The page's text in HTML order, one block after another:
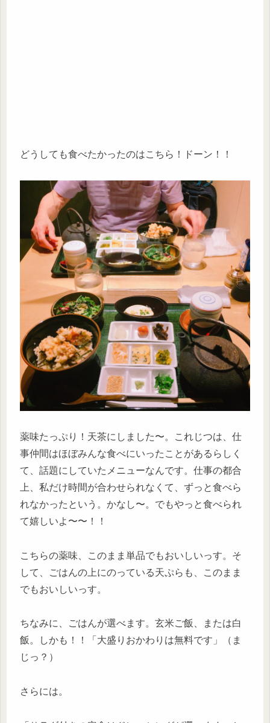
どうしても食べたかったのはこちら！ドーン！！
薬味たっぷり！天茶にしました〜。これじつは、仕
事仲間はほぼみんな食べにいったことがあるらしく
て、話題にしていたメニューなんです。仕事の都合
上、私だけ時間が合わせられなくて、ずっと食べら
れなかったという。かなし〜。でもやっと食べられ
て嬉しいよ〜〜！！
こちらの薬味、このまま単品でもおいしいっす。そ
して、ごはんの上にのっている天ぷらも、このまま
でもおいしいっす。
ちなみに、ごはんが選べます。玄米ご飯、または白
飯。しかも！！「大盛りおかわりは無料です」（ま
じっ？）
さらには。